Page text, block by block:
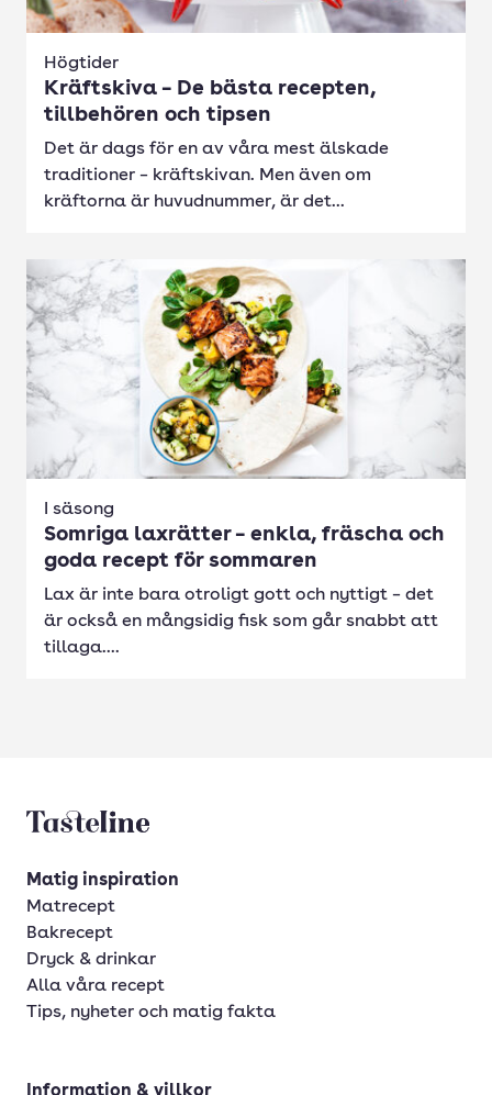
Högtider
Kräftskiva – De bästa recepten,
tillbehören och tipsen
Det är dags för en av våra mest älskade
traditioner – kräftskivan. Men även om
kräftorna är huvudnummer, är det...
I säsong
Somriga laxrätter – enkla, fräscha och
goda recept för sommaren
Lax är inte bara otroligt gott och nyttigt – det
är också en mångsidig fisk som går snabbt att
tillaga....
Tasteline startsida
Matig inspiration
Matrecept
Bakrecept
Dryck & drinkar
Alla våra recept
Tips, nyheter och matig fakta